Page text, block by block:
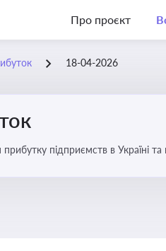
Про проєкт
18-04-2026
підприємств в Україні